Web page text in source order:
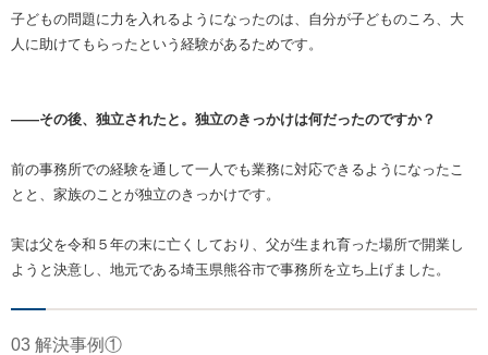
子どもの問題に力を入れるようになったのは、自分が子どものころ、大
人に助けてもらったという経験があるためです。
――その後、独立されたと。独立のきっかけは何だったのですか？
前の事務所での経験を通して一人でも業務に対応できるようになったこ
とと、家族のことが独立のきっかけです。
実は父を令和５年の末に亡くしており、父が生まれ育った場所で開業し
ようと決意し、地元である埼玉県熊谷市で事務所を立ち上げました。
03 解決事例①